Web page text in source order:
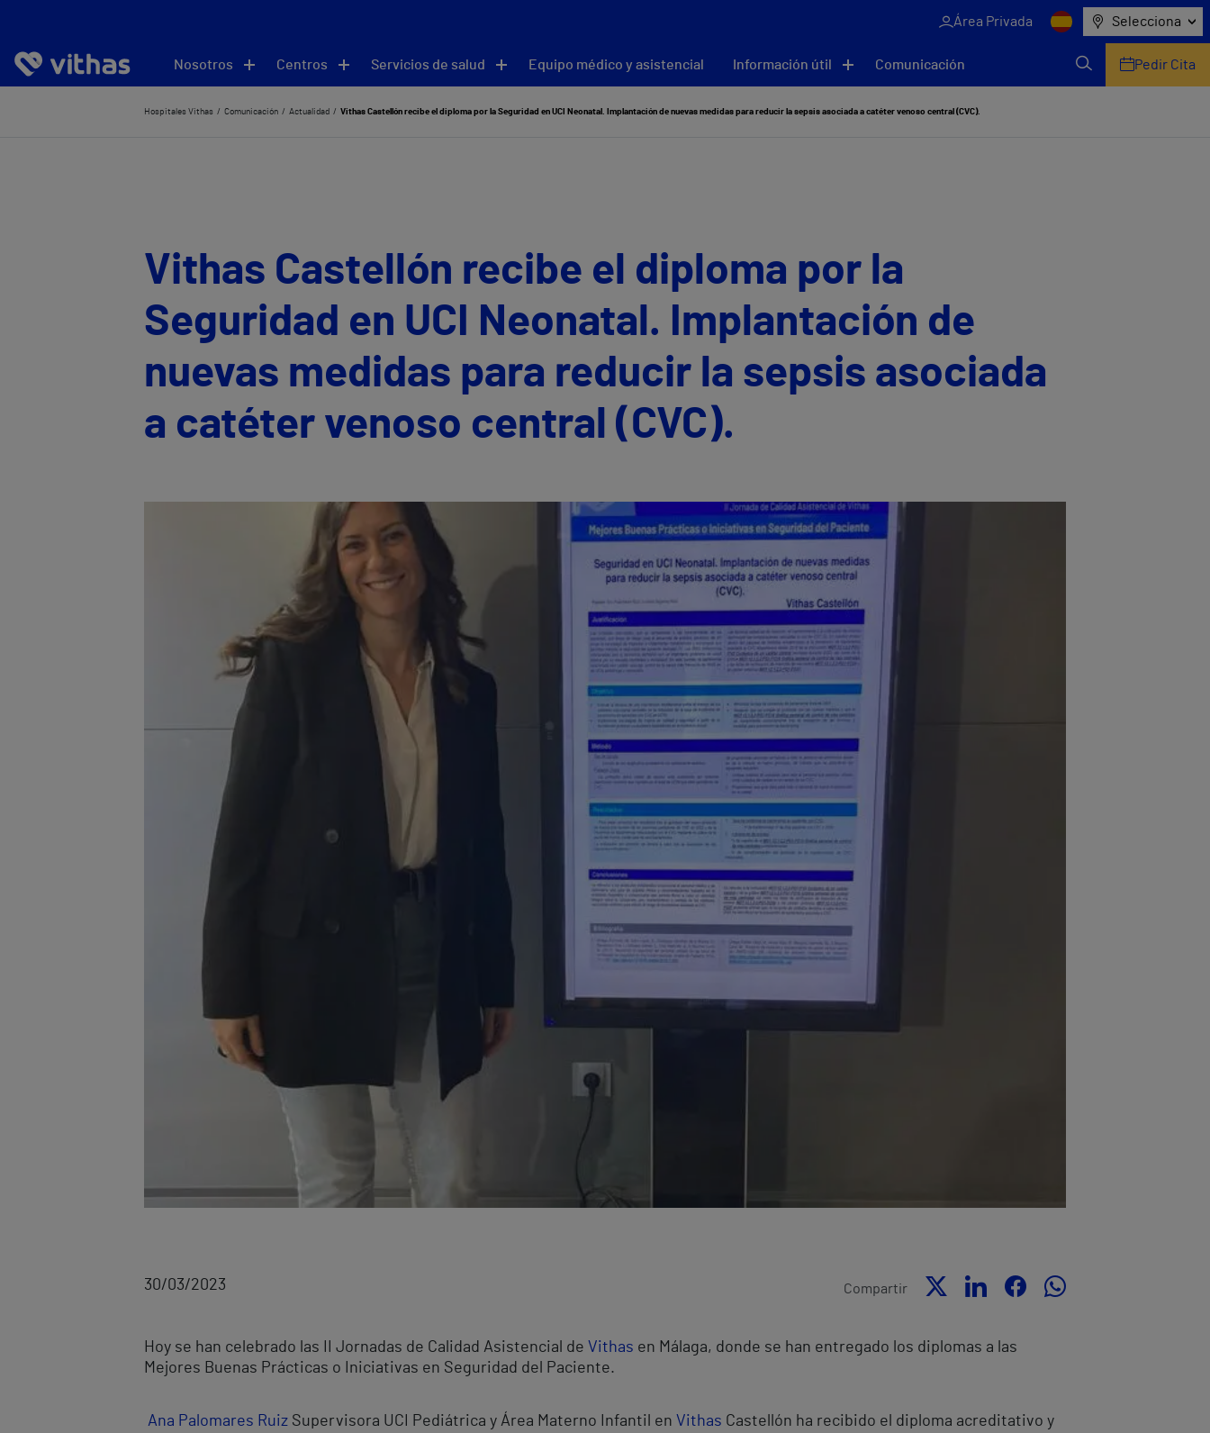
Área Privada Selecciona
Nosotros Centros Servicios de salud Equipo médico y asistencial Información útil Comunicación Pedir Cita
Hospitales Vithas Comunicación Actualidad Vithas Castellón recibe el diploma por la Seguridad en UCI Neonatal. Implantación de nuevas medidas para reducir la sepsis asociada a catéter venoso central (CVC).
Vithas Castellón recibe el diploma por la
Seguridad en UCI Neonatal. Implantación de
nuevas medidas para reducir la sepsis asociada
a catéter venoso central (CVC).
30/03/2023 Compartir
Hoy se han celebrado las II Jornadas de Calidad Asistencial de Vithas en Málaga, donde se han entregado los diplomas a las
Mejores Buenas Prácticas o Iniciativas en Seguridad del Paciente.
Ana Palomares Ruiz Supervisora UCI Pediátrica y Área Materno Infantil en Vithas Castellón ha recibido el diploma acreditativo y